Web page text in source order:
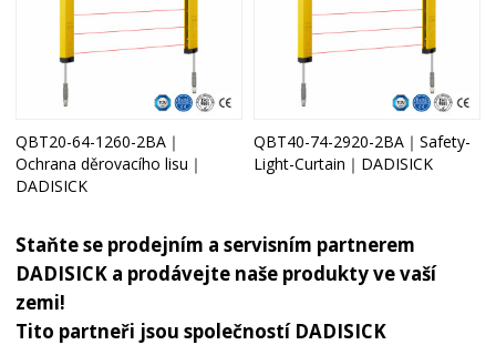
QBT20-64-1260-2BA｜
Ochrana děrovacího lisu｜
DADISICK
QBT40-74-2920-2BA｜Safety-
Light-Curtain｜DADISICK
Staňte se prodejním a servisním partnerem
DADISICK a prodávejte naše produkty ve vaší
zemi!
Tito partneři jsou společností DADISICK